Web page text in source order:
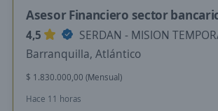
Asesor Financiero sector
4,5
SERDAN - MISION
Barranquilla, Atlántico
$ 1.830.000,00 (Mensual)
Hace 11 horas